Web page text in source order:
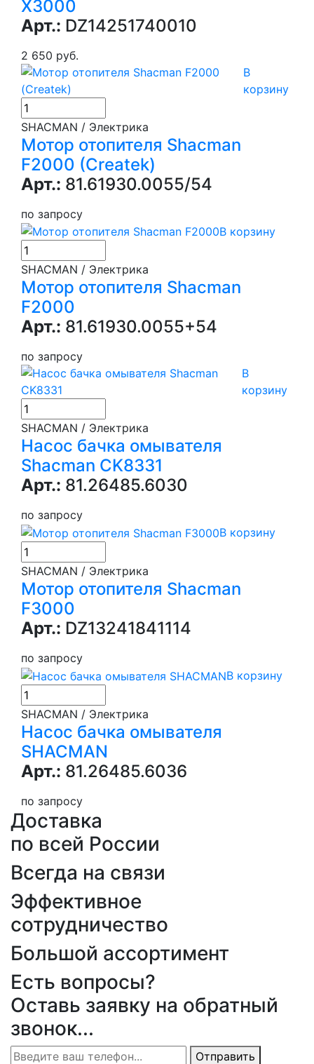
X3000
Арт.: DZ14251740010
2 650 руб.
В
корзину
SHACMAN / Электрика
Мотор отопителя Shacman
F2000 (Createk)
Арт.: 81.61930.0055/54
по запросу
В корзину
SHACMAN / Электрика
Мотор отопителя Shacman
F2000
Арт.: 81.61930.0055+54
по запросу
В
корзину
SHACMAN / Электрика
Насос бачка омывателя
Shacman CK8331
Арт.: 81.26485.6030
по запросу
В корзину
SHACMAN / Электрика
Мотор отопителя Shacman
F3000
Арт.: DZ13241841114
по запросу
В корзину
SHACMAN / Электрика
Насос бачка омывателя
SHACMAN
Арт.: 81.26485.6036
по запросу
Доставка
по всей России
Всегда на связи
Эффективное
сотрудничество
Большой ассортимент
Есть вопросы?
Оставь заявку на обратный
звонок...
Отправить